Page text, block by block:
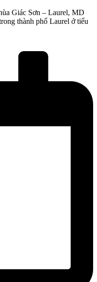
Giác Sơn – Laurel, MD
thành phố Laurel ở tiểu